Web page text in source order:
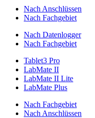
Nach Anschlüssen
Nach Fachgebiet
Nach Datenlogger
Nach Fachgebiet
Tablet3 Pro
LabMate II
LabMate II Lite
LabMate Plus
Nach Fachgebiet
Nach Anschlüssen